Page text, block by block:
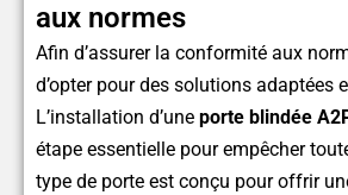
aux normes
Afin d’assurer la conformité aux
d’opter pour des solutions adaptées
L’installation d’une porte blindée
étape essentielle pour empêcher
type de porte est conçu pour offrir